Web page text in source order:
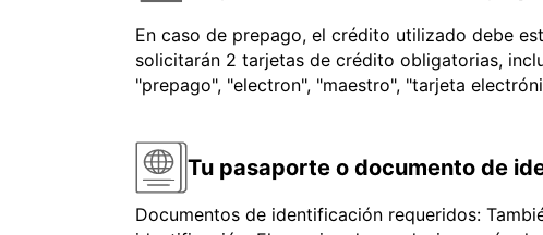
En caso de prepago, el crédito utilizado debe
solicitarán 2 tarjetas de crédito obligatorias,
"prepago", "electron", "maestro", "tarjeta
Tu pasaporte o documento de
Documentos de identificación requeridos: